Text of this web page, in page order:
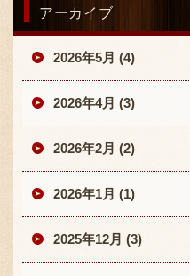
アーカイブ
2026年5月 (4)
2026年4月 (3)
2026年2月 (2)
2026年1月 (1)
2025年12月 (3)